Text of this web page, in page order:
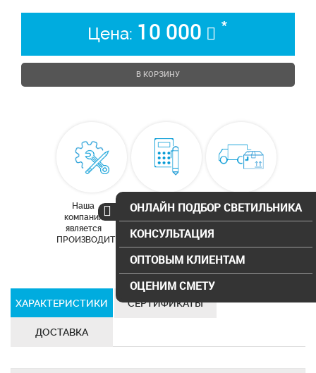
Цена: 10 000 *
В КОРЗИНУ
Наша
компания
является
ПРОИЗВОДИТЕЛЕМ
Бесплатный
освещения
Доставка по
московской
ХАРАКТЕРИСТИКИ СЕРТИФИКАТЫ
ДОСТАВКА
ОНЛАЙН ПОДБОР СВЕТИЛЬНИКА
КОНСУЛЬТАЦИЯ
ОПТОВЫМ КЛИЕНТАМ
ОЦЕНИМ СМЕТУ